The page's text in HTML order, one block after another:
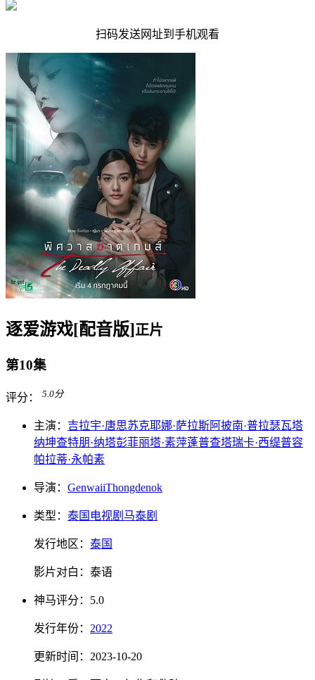
扫码发送网址到手机观看
逐爱游戏[配音版]正片
第10集
评分： 5.0分
主演： 吉拉宇·唐思苏克耶娜·萨拉斯阿披南·普拉瑟瓦塔
纳坤查特朋·纳塔彭菲丽塔·素萍蓬普查塔瑞卡·西缇普容
帕拉蒂·永帕素
导演： GenwaiiThongdenok
类型： 泰国电视剧 马泰剧
发行地区： 泰国
影片对白： 泰语
神马评分： 5.0
发行年份： 2022
更新时间： 2023-10-20